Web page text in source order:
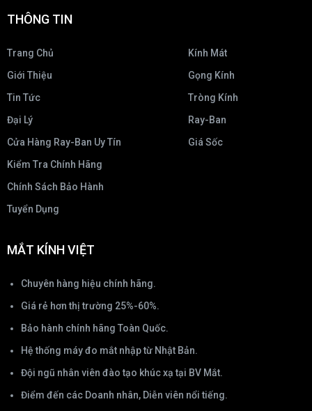
THÔNG TIN
Trang Chủ
Giới Thiệu
Tin Tức
Đại Lý
Cửa Hàng Ray-Ban Uy Tín
Kiểm Tra Chính Hãng
Chính Sách Bảo Hành
Tuyển Dụng
Kính Mát
Gọng Kính
Tròng Kính
Ray-Ban
Giá Sốc
MẮT KÍNH VIỆT
Chuyên hàng hiệu chính hãng.
Giá rẻ hơn thị trường 25%-60%.
Bảo hành chính hãng Toàn Quốc.
Hệ thống máy đo mắt nhập từ Nhật Bản.
Đội ngũ nhân viên đào tạo khúc xạ tại BV Mắt.
Điểm đến các Doanh nhân, Diễn viên nổi tiếng.